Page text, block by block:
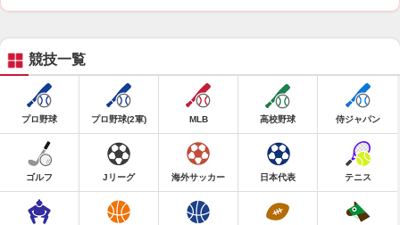
競技一覧
プロ野球 プロ野球(2軍) MLB 高校野球 侍ジャパン
ゴルフ Jリーグ 海外サッカー 日本代表 テニス